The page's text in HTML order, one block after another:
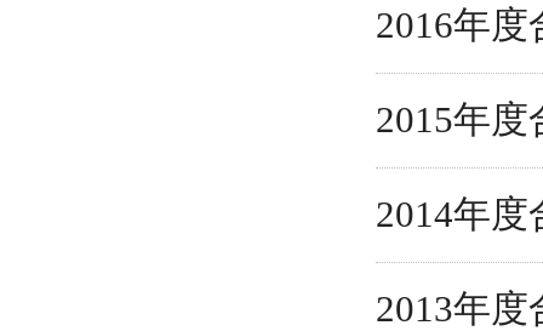
2016年
2015年
2014年
2013年